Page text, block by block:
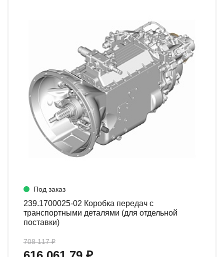
Под заказ
239.1700025-02 Коробка передач с
транспортными деталями (для отдельной
поставки)
708 117 ₽